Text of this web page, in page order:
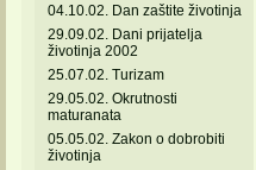
04.10.02. Dan zaštite životinja
29.09.02. Dani prijatelja
životinja 2002
25.07.02. Turizam
29.05.02. Okrutnosti
maturanata
05.05.02. Zakon o dobrobiti
životinja